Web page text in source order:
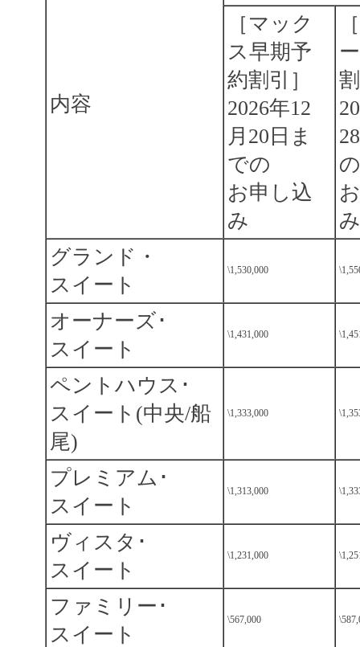
内容
［マック
ス早期予
約割引］
2026年12
月20日ま
での
お申し込
み
の
み
グランド・
スイート
\1,530,000
オーナーズ･
スイート
\1,431,000
ペントハウス･
スイート(中央/船
尾)
\1,333,000
プレミアム･
スイート
\1,313,000
ヴィスタ･
スイート
\1,231,000
ファミリー･
スイート
\567,000